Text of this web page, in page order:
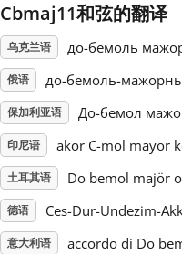
Svenska
Tiếng Việt
Cbmaj11和弦的翻译
乌克兰语 до-бемоль
俄语 до-бемоль-
保加利亚语 До-бемол
印尼语 akor C-mol mayor
土耳其语 Do bemol majör
德语 Ces-Dur-Undezim-
意大利语 accordo di Do